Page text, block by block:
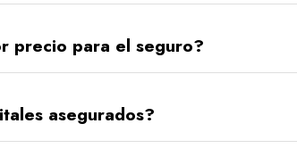
precio para el seguro?
asegurados?